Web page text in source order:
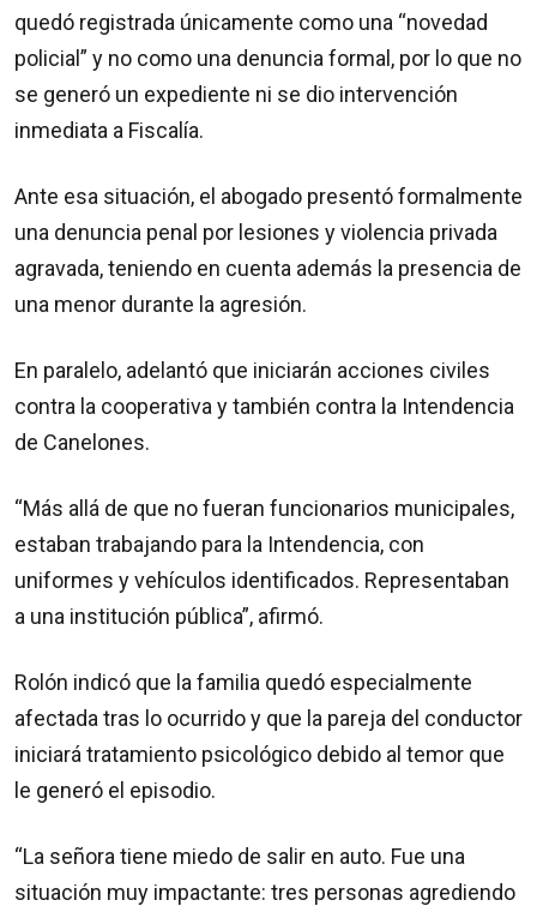
quedó registrada únicamente como una “novedad
policial” y no como una denuncia formal, por lo que no
se generó un expediente ni se dio intervención
inmediata a Fiscalía.
Ante esa situación, el abogado presentó formalmente
una denuncia penal por lesiones y violencia privada
agravada, teniendo en cuenta además la presencia de
una menor durante la agresión.
En paralelo, adelantó que iniciarán acciones civiles
contra la cooperativa y también contra la Intendencia
de Canelones.
“Más allá de que no fueran funcionarios municipales,
estaban trabajando para la Intendencia, con
uniformes y vehículos identificados. Representaban
a una institución pública”, afirmó.
Rolón indicó que la familia quedó especialmente
afectada tras lo ocurrido y que la pareja del conductor
iniciará tratamiento psicológico debido al temor que
le generó el episodio.
“La señora tiene miedo de salir en auto. Fue una
situación muy impactante: tres personas agrediendo